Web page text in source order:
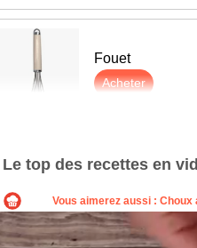
Fouet
Acheter
Le top des recettes en